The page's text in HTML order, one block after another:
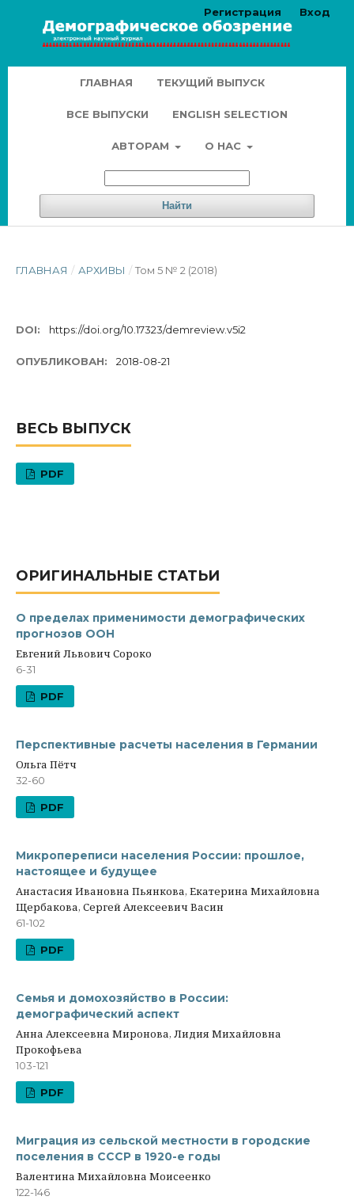
ГЛАВНАЯ ТЕКУЩИЙ ВЫПУСК
ВСЕ ВЫПУСКИ ENGLISH SELECTION
АВТОРАМ О НАС
Найти
Регистрация Вход
ГЛАВНАЯ / АРХИВЫ / Том 5 № 2 (2018)
DOI: https://doi.org/10.17323/demreview.v5i2
ОПУБЛИКОВАН: 2018-08-21
ВЕСЬ ВЫПУСК
PDF
ОРИГИНАЛЬНЫЕ СТАТЬИ
О пределах применимости демографических
прогнозов ООН
Евгений Львович Сороко
6-31
PDF
Перспективные расчеты населения в Германии
Ольга Пётч
32-60
PDF
Микропереписи населения России: прошлое,
настоящее и будущее
Анастасия Ивановна Пьянкова, Екатерина Михайловна
Щербакова, Сергей Алексеевич Васин
61-102
PDF
Семья и домохозяйство в России:
демографический аспект
Анна Алексеевна Миронова, Лидия Михайловна
Прокофьева
103-121
PDF
Миграция из сельской местности в городские
поселения в СССР в 1920-е годы
Валентина Михайловна Моисеенко
122-146